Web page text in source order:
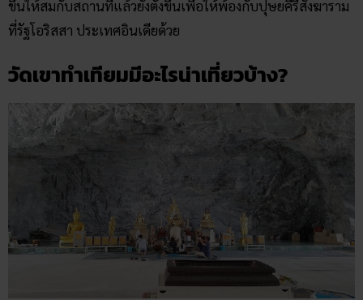
ขอบคุณภาพจาก ท่องเที่ยวจังหวัดสุพรรณบุรี
เมื่อทราบถึงความเป็นมาของวัดแห่งนี้ ที่ได้ชื่อว่าเป็นวัดแห่งแรก
ของไทยแล้ว คราวนี้เรามาดูกันต่อว่าภายในวัดมีสถานที่สำคัญ
อะไรบ้าง เพื่อที่ว่าใครที่มีโอกาสได้ไปทำบุญยังที่วัดแห่งนี้จะได้
เข้าไปสักการะขอโชคขอพรได้ถูก ซึ่งสถานที่สำคัญของวัดแห่งนี้
มีทั้งโบราณสถานโบราณวัตถุ และพระพุทธรูปศักดิ์สิทธิ์จำนวน